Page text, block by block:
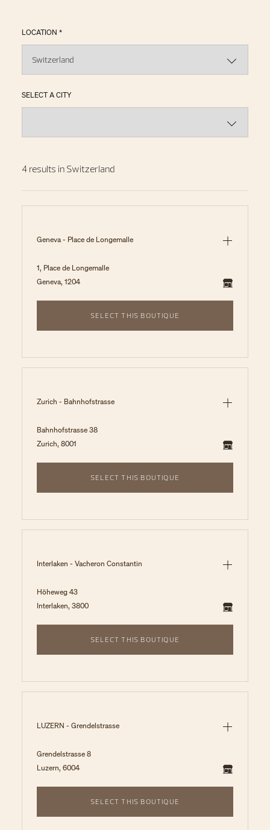
LOCATION *
SELECT A CITY
4 results in Switzerland
Geneva - Place de Longemalle
1, Place de Longemalle
Geneva, 1204
SELECT THIS BOUTIQUE
Zurich - Bahnhofstrasse
Bahnhofstrasse 38
Zurich, 8001
SELECT THIS BOUTIQUE
Interlaken - Vacheron Constantin
Höheweg 43
Interlaken, 3800
SELECT THIS BOUTIQUE
LUZERN - Grendelstrasse
Grendelstrasse 8
Luzern, 6004
SELECT THIS BOUTIQUE